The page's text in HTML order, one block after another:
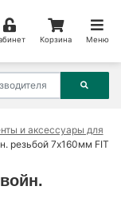
Корзина Меню
и аксессуары для
резьбой 7х160мм FIT